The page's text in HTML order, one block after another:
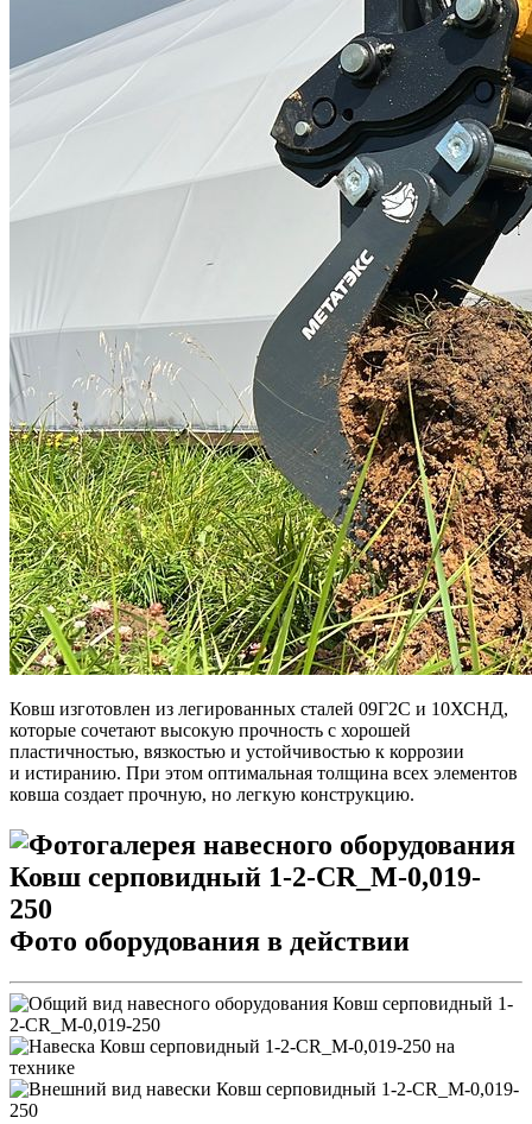
Ковш изготовлен из легированных сталей 09Г2С и 10ХСНД,
которые сочетают высокую прочность с хорошей
пластичностью, вязкостью и устойчивостью к коррозии
и истиранию. При этом оптимальная толщина всех элементов
ковша создает прочную, но легкую конструкцию.
Фото оборудования в действии